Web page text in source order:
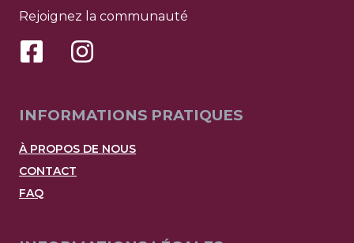
Rejoignez la communauté
INFORMATIONS PRATIQUES
À PROPOS DE NOUS
CONTACT
FAQ